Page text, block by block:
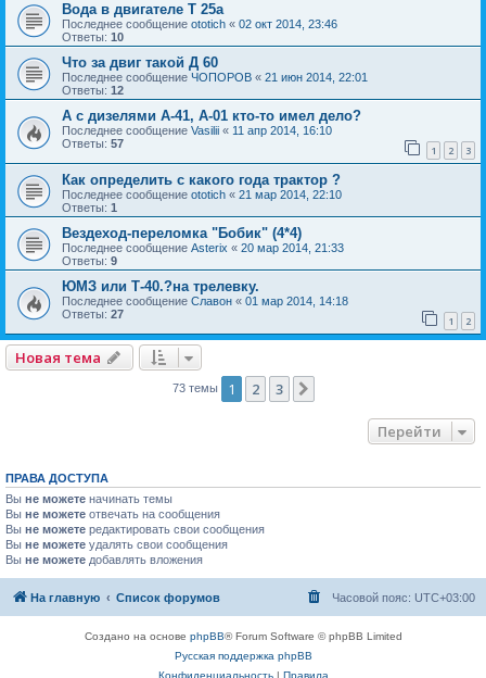
Вода в двигателе Т 25а
Последнее сообщение ototich « 02 окт 2014, 23:46
Ответы: 10
Что за двиг такой Д 60
Последнее сообщение ЧОПОРОВ « 21 июн 2014, 22:01
Ответы: 12
А с дизелями А-41, А-01 кто-то имел дело?
Последнее сообщение Vasilii « 11 апр 2014, 16:10
Ответы: 57 1 2 3
Как определить с какого года трактор ?
Последнее сообщение ototich « 21 мар 2014, 22:10
Ответы: 1
Вездеход-переломка "Бобик" (4*4)
Последнее сообщение Asterix « 20 мар 2014, 21:33
Ответы: 9
ЮМЗ или Т-40.?на трелевку.
Последнее сообщение Славон « 01 мар 2014, 14:18
Ответы: 27 1 2
Новая тема
73 темы 1 2 3
Перейти
ПРАВА ДОСТУПА
Вы не можете начинать темы
Вы не можете отвечать на сообщения
Вы не можете редактировать свои сообщения
Вы не можете удалять свои сообщения
Вы не можете добавлять вложения
На главную Список форумов Часовой пояс: UTC+03:00
Создано на основе phpBB® Forum Software © phpBB Limited
Русская поддержка phpBB
Конфиденциальность| Правила